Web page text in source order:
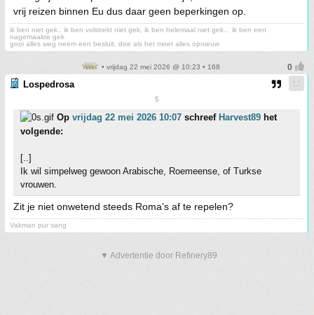
vrij reizen binnen Eu dus daar geen beperkingen op.
ik ben niet gek.. ik ben volstrekt niet gek, ik ben helemaal niet gek... ik ben een
nagemaakte gek
gooi alles weg neem een besluit, doe als het moet alles opnieuw
• vrijdag 22 mei 2026 @ 10:23 • 168
Lospedrosa
$
Op vrijdag 22 mei 2026 10:07 schreef Harvest89 het
volgende:
[..]
Ik wil simpelweg gewoon Arabische, Roemeense, of Turkse
vrouwen.
Zit je niet onwetend steeds Roma’s af te repelen?
Vakman pur sang
▼ Advertentie door Refinery89